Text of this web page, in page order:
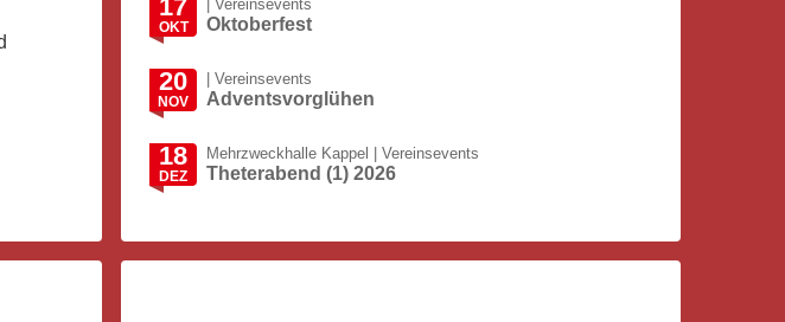
17
OKT
Vereinsevents
Oktoberfest
20
NOV
Vereinsevents
Adventsvorglühen
18
DEZ
Mehrzweckhalle Kappel Vereinsevents
Theterabend (1) 2026